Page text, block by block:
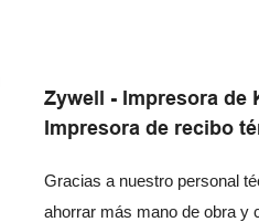
Zywell - Impresora de
Impresora de recibo
Gracias a nuestro personal
ahorrar más mano de obra y